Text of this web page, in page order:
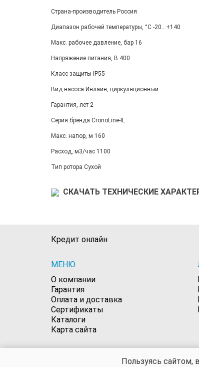
Страна-производитель Россия
Диапазон рабочей температуры, °С -20...+140
Макс. рабочее давление, бар 16
Напряжение питания, В 400
Класс защиты IP55
Вид насоса Инлайн, циркуляционный
Гарантия, лет 2
Серия бренда CronoLine-IL
Макс. напор, м 160
Расход, м3/час 1100
Тип ротора Сухой
СКАЧАТЬ ТЕХНИЧЕСКИЕ
Кредит онлайн
МЕНЮ
О компании
Гарантия
Оплата и доставка
Сертификаты
Каталоги
Карта сайта
Пользуясь сайтом,